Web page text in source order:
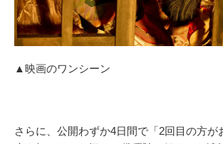
▲映画のワンシーン
さらに、公開わずか4日間で「2回目の方が